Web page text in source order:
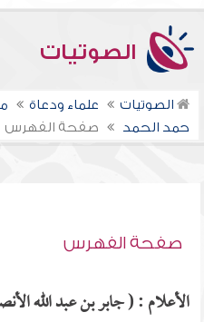
الصوتيات
الصوتيات علماء ودعاة
حمد الحمد
صفحة الفهرس
صفحة الفهرس
الأعلام : ( جابر بن عبد الله